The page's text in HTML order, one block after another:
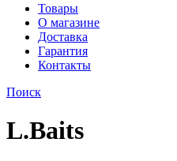
Товары
О магазине
Доставка
Гарантия
Контакты
Поиск
L.Baits